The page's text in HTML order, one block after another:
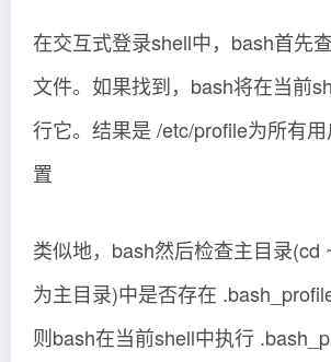
在交互式登录shell中，bash首先
文件。如果找到，bash将在当前
行它。结果是 /etc/profile为所有
置
类似地，bash然后检查主目录(cd
为主目录)中是否存在
则bash在当前shell中执行